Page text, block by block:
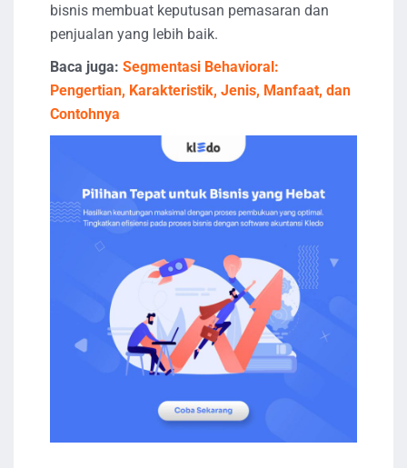
bisnis membuat keputusan pemasaran dan
penjualan yang lebih baik.
Baca juga: Segmentasi Behavioral:
Pengertian, Karakteristik, Jenis, Manfaat, dan
Contohnya